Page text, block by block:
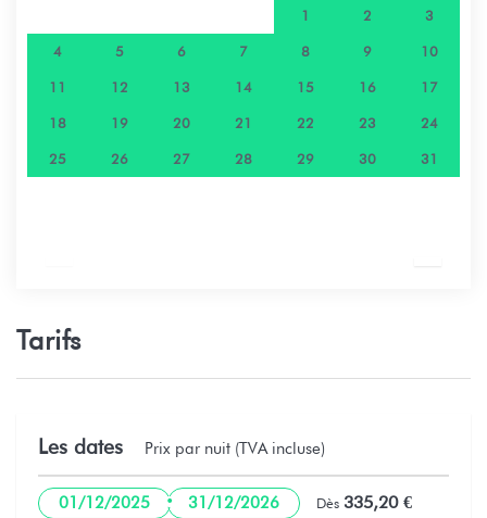
1 2 3
4 5 6 7 8 9 10
11 12 13 14 15 16 17
18 19 20 21 22 23 24
25 26 27 28 29 30 31
Tarifs
Les dates Prix par nuit (TVA incluse)
01/12/2025 · 31/12/2026 Dès 335,20 €